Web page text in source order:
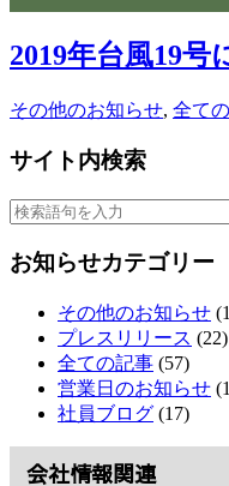
2019年台風19号
その他のお知らせ, 全て
サイト内検索
お知らせカテゴリー
その他のお知らせ
プレスリリース (22)
全ての記事 (57)
営業日のお知らせ
社員ブログ (17)
会社情報関連